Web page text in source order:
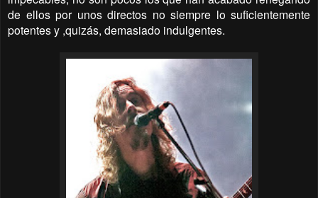
de ellos por unos directos no siempre lo suficientemente
potentes y ,quizás, demasiado indulgentes.